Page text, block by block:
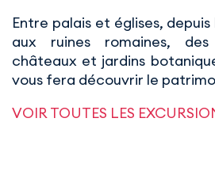
Entre palais et églises,
aux ruines romaines,
châteaux et jardins
vous fera découvrir le
VOIR TOUTES LES